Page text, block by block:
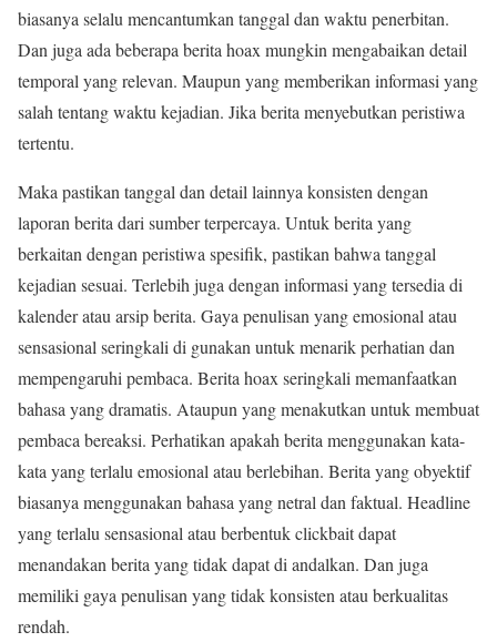
biasanya selalu mencantumkan tanggal dan waktu penerbitan.
Dan juga ada beberapa berita hoax mungkin mengabaikan detail
temporal yang relevan. Maupun yang memberikan informasi yang
salah tentang waktu kejadian. Jika berita menyebutkan peristiwa
tertentu.
Maka pastikan tanggal dan detail lainnya konsisten dengan
laporan berita dari sumber terpercaya. Untuk berita yang
berkaitan dengan peristiwa spesifik, pastikan bahwa tanggal
kejadian sesuai. Terlebih juga dengan informasi yang tersedia di
kalender atau arsip berita. Gaya penulisan yang emosional atau
sensasional seringkali di gunakan untuk menarik perhatian dan
mempengaruhi pembaca. Berita hoax seringkali memanfaatkan
bahasa yang dramatis. Ataupun yang menakutkan untuk membuat
pembaca bereaksi. Perhatikan apakah berita menggunakan kata-
kata yang terlalu emosional atau berlebihan. Berita yang obyektif
biasanya menggunakan bahasa yang netral dan faktual. Headline
yang terlalu sensasional atau berbentuk clickbait dapat
menandakan berita yang tidak dapat di andalkan. Dan juga
memiliki gaya penulisan yang tidak konsisten atau berkualitas
rendah.